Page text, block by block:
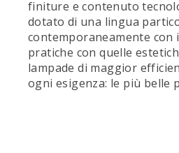
finiture e contenuto
dotato di una lingua
contemporaneamente con
pratiche con quelle
lampade di maggior
ogni esigenza: le più belle